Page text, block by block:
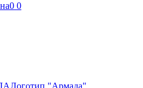
0 0
Логотип "Армада"